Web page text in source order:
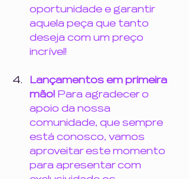
oportunidade e garantir
aquela peça que tanto
deseja com um preço
incrível!
Lançamentos em primeira
mão! Para agradecer o
apoio da nossa
comunidade, que sempre
está conosco, vamos
aproveitar este momento
para apresentar com